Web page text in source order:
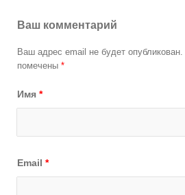
Ваш комментарий
Ваш адрес email не будет опубликован.
помечены *
Имя *
Email *